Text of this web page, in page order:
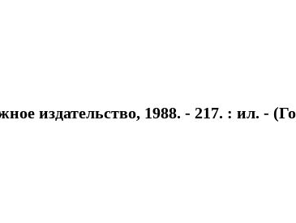
издательство, 1988. - 217. : ил. -